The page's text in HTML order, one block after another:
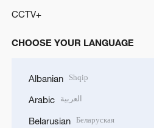
CCTV+
CHOOSE YOUR LANGUAGE
Albanian Shqip
Arabic العربية
Belarusian Беларуская